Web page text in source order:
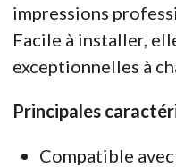
impressions
Facile à installer,
exceptionnelles à
Principales
Compatible